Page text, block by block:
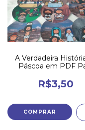
A Verdadeira
Páscoa em PDF
R$3,50